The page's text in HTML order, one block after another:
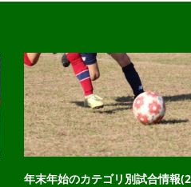
年末年始のカテゴリ別試合情報